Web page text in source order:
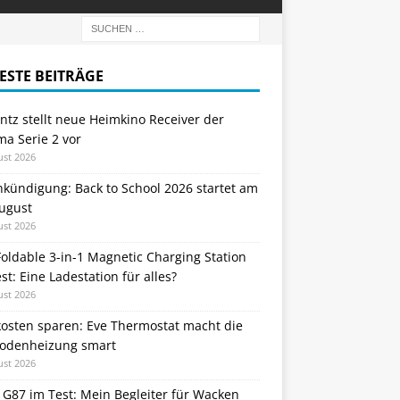
BEITRÄGE
stellt neue Heimkino Receiver der
Serie 2 vor
2026
Back to School 2026 startet am
2026
3-in-1 Magnetic Charging Station
Eine Ladestation für alles?
2026
sparen: Eve Thermostat macht die
smart
2026
im Test: Mein Begleiter für Wacken